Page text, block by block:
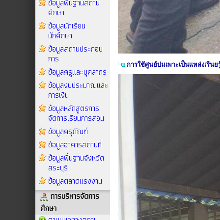
ข้อมูลพื้นฐานสถาน
ศึกษา
ข้อมูลนักเรียน
นักศึกษา
ข้อมูลสถานประกอบ
การ
ข้อมูลครูและบุคลากร
ข้อมูลงบประมาณและ
การเงิน
ข้อมูลหลักสูตรการ
จัดการเรียนการสอน
ข้อมูลครุภัณฑ์
ข้อมูลอาคารสถานที่
ข้อมูลพื้นฐานจังหวัด
สระบุรี
ข้อมูลตลาดแรงงาน
การบริหารจัดการ
ศึกษา
การใช้ศูนย์บ่มเพาะเป็นแหล่งเรีนย